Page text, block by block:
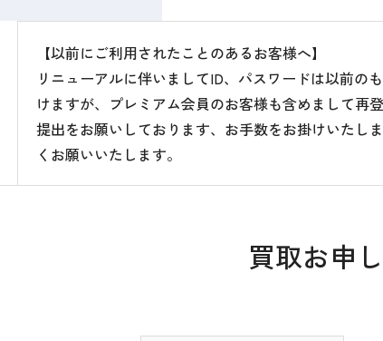
【以前にご利用されたことのあるお客様へ】
リニューアルに伴いましてID、パスワードは以前の
けますが、プレミアム会員のお客様も含めまして再
提出をお願いしております、お手数をお掛けいたし
くお願いいたします。
買取お申